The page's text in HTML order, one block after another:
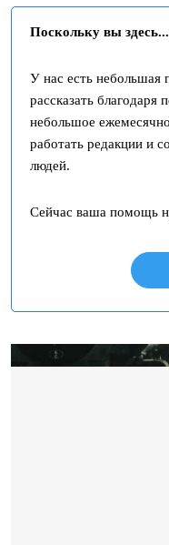
Поскольку вы здесь...
У нас есть небольшая
рассказать благодаря
небольшое
работать редакции и
людей.
Сейчас ваша помощь